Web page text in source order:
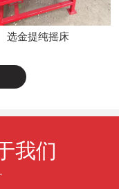
选金提纯摇床
我们